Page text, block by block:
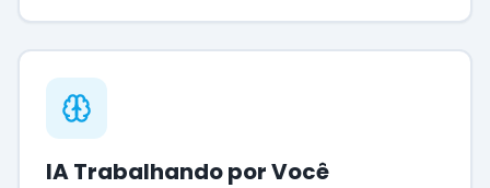
IA Trabalhando por Você